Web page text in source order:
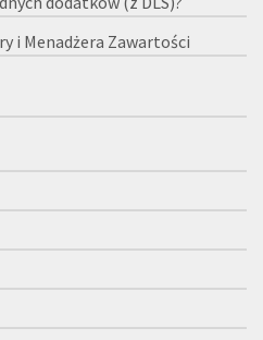
i Menadżera Zawartości